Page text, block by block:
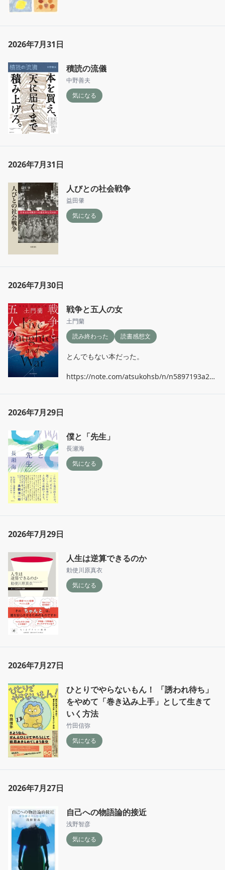
2026年7月31日
積読の流儀
中野善夫
気になる
2026年7月31日
人びとの社会戦争
益田肇
気になる
2026年7月30日
戦争と五人の女
土門蘭
読み終わった
読書感想文
とんでもない本だった。
https://note.com/atsukohsb/n/n5897193a20
2026年7月29日
僕と「先生」
長瀬海
気になる
2026年7月29日
人生は逆算できるのか
勅使川原真衣
気になる
2026年7月27日
ひとりでやらないもん！ 「誘われ待ち」
をやめて「巻き込み上手」として生きて
いく方法
竹田信弥
気になる
2026年7月27日
自己への物語論的接近
浅野智彦
気になる